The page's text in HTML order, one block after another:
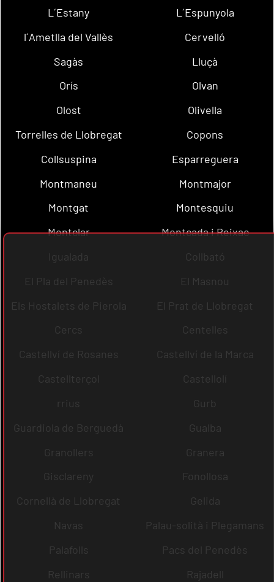
L´Estany
L´Espunyola
l´Ametlla del Vallès
Cervelló
Sagàs
Lluçà
Orís
Olvan
Olost
Olivella
Torrelles de Llobregat
Copons
Collsuspina
Esparreguera
Montmaneu
Montmajor
Montgat
Montesquiu
Montclar
Montcada i Reixac
Igualada
Collbató
El Pla del Penedès
El Masnou
Els Hostalets de Pierola
El Prat de Llobregat
Cercs
Centelles
Castellví de Rosanes
Castellví de la Marca
Castellterçol
Castellolí
rrius
Gurb
Guardiola de Berguedà
Gualba
Granollers
Granera
Gisclareny
Fonollosa
Cornellà de Llobregat
Gelida
Navas
Palau-solità i Plegamans
Palafolls
Pacs del Penedès
Rellinars
Rajadell